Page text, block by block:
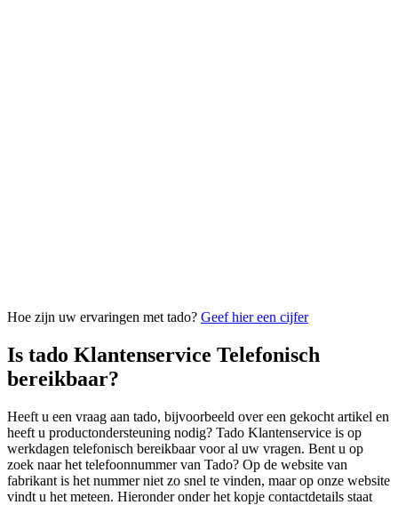
Hoe zijn uw ervaringen met tado? Geef hier een cijfer
Is tado Klantenservice Telefonisch
bereikbaar?
Heeft u een vraag aan tado, bijvoorbeeld over een gekocht artikel en
heeft u productondersteuning nodig? Tado Klantenservice is op
werkdagen telefonisch bereikbaar voor al uw vragen. Bent u op
zoek naar het telefoonnummer van Tado? Op de website van
fabrikant is het nummer niet zo snel te vinden, maar op onze website
vindt u het meteen. Hieronder onder het kopje contactdetails staat